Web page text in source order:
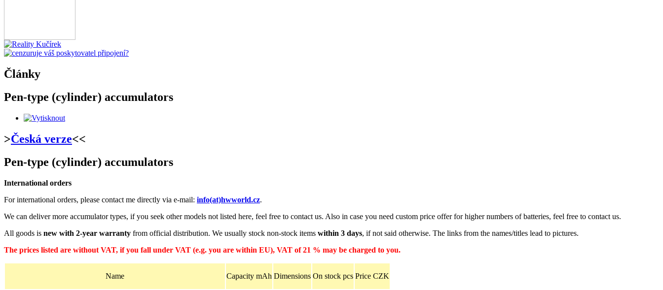
Články
Pen-type (cylinder) accumulators
>Česká verze<<
Pen-type (cylinder) accumulators
International orders
For international orders, please contact me directly via e-mail: info(at)hwworld.cz.
We can deliver more accumulator types, if you seek other models not listed here, feel free to contact us. Also in case you need custom price offer for higher numbers of batteries, feel free to contact us.
All goods is new with 2-year warranty from official distribution. We usually stock non-stock items within 3 days, if not said otherwise. The links from the names/titles lead to pictures.
The prices listed are without VAT, if you fall under VAT (e.g. you are within EU), VAT of 21 % may be charged to you.
Name Capacity mAh Dimensions On stock pcs Price CZK